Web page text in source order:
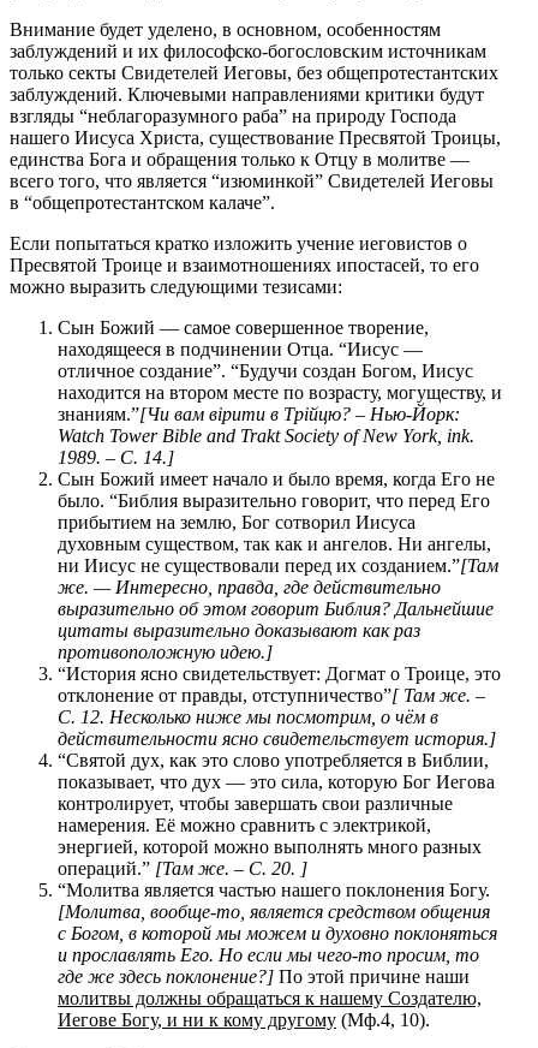
Внимание будет уделено, в основном, особенностям
заблуждений и их философско-богословским источникам
только секты Свидетелей Иеговы, без общепротестантских
заблуждений. Ключевыми направлениями критики будут
взгляды “неблагоразумного раба” на природу Господа
нашего Иисуса Христа, существование Пресвятой Троицы,
единства Бога и обращения только к Отцу в молитве —
всего того, что является “изюминкой” Свидетелей Иеговы
в “общепротестантском калаче”.
Если попытаться кратко изложить учение иеговистов о
Пресвятой Троице и взаимотношениях ипостасей, то его
можно выразить следующими тезисами:
Сын Божий — самое совершенное творение,
находящееся в подчинении Отца. “Иисус —
отличное создание”. “Будучи создан Богом, Иисус
находится на втором месте по возрасту, могуществу, и
знаниям.”[Чи вам вірити в Трійцю? – Нью-Йорк:
Watch Tower Bible and Trakt Society of New York, ink.
1989. – С. 14.]
Сын Божий имеет начало и было время, когда Его не
было. “Библия выразительно говорит, что перед Его
прибытием на землю, Бог сотворил Иисуса
духовным существом, так как и ангелов. Ни ангелы,
ни Иисус не существовали перед их созданием.”[Там
же. — Интересно, правда, где действительно
выразительно об этом говорит Библия? Дальнейшие
цитаты выразительно доказывают как раз
противоположную идею.]
“История ясно свидетельствует: Догмат о Троице, это
отклонение от правды, отступничество”[ Там же. –
С. 12. Несколько ниже мы посмотрим, о чём в
действительности ясно свидетельствует история.]
“Святой дух, как это слово употребляется в Библии,
показывает, что дух — это сила, которую Бог Иегова
контролирует, чтобы завершать свои различные
намерения. Её можно сравнить с электрикой,
энергией, которой можно выполнять много разных
операций.” [Там же. – С. 20. ]
“Молитва является частью нашего поклонения Богу.
[Молитва, вообще-то, является средством общения
с Богом, в которой мы можем и духовно поклоняться
и прославлять Его. Но если мы чего-то просим, то
где же здесь поклонение?] По этой причине наши
молитвы должны обращаться к нашему Создателю,
Иегове Богу, и ни к кому другому (Мф.4, 10).